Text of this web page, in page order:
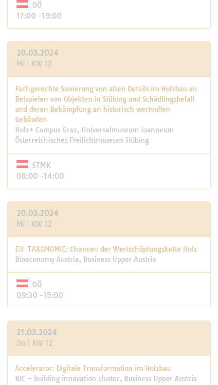
OÖ
17:00 -19:00
20.03.2024
Mi | KW 12
Fachgerechte Sanierung von alten Details im Holzbau an
Beispielen von Objekten in Stübing und Schädlingsbefall
und deren Bekämpfung an historisch wertvollen
Gebäuden
Holz+ Campus Graz, Universalmuseum Joanneum
Österreichisches Freilichtmuseum Stübing
STMK
08:00 -14:00
20.03.2024
Mi | KW 12
EU-TAXONOMIE: Chancen der Wertschöpfungskette Holz
Bioeconomy Austria, Business Upper Austria
OÖ
09:30 -15:00
21.03.2024
Do | KW 12
Accelerator: Digitale Transformation im Holzbau
BIC – building innovation cluster, Business Upper Austria